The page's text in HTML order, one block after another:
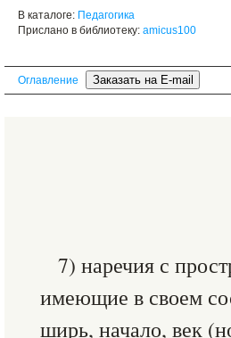
В каталоге: Педагогика
Прислано в библиотеку: amicus100
Оглавление
7) наречия с
имеющие в своем
ширь, начало, век